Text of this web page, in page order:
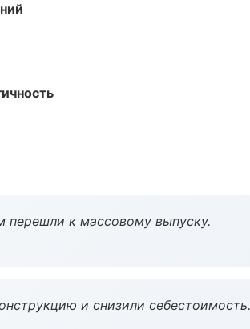
перешли к массовому выпуску.
и снизили себестоимость.